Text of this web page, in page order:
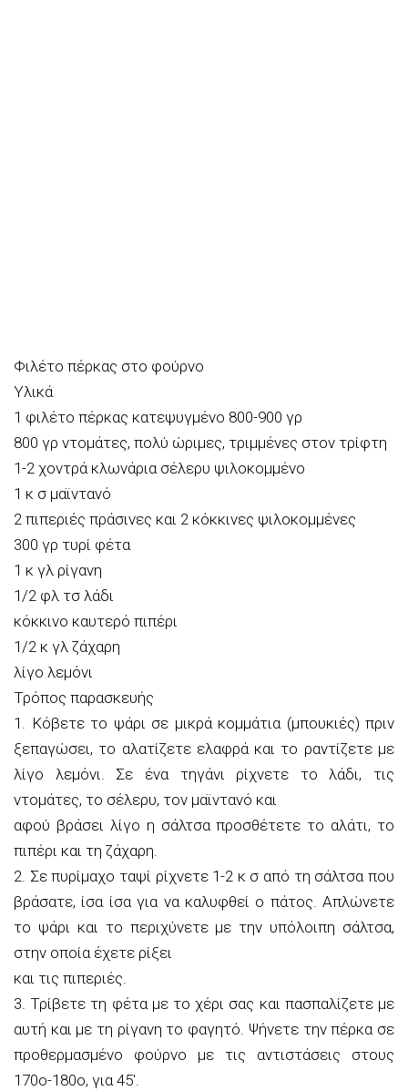
Φιλέτο πέρκας στο φούρνο
Υλικά
1 φιλέτο πέρκας κατεψυγμένο 800-900 γρ
800 γρ ντομάτες, πολύ ώριμες, τριμμένες στον τρίφτη
1-2 χοντρά κλωνάρια σέλερυ ψιλοκομμένο
1 κ σ μαϊντανό
2 πιπεριές πράσινες και 2 κόκκινες ψιλοκομμένες
300 γρ τυρί φέτα
1 κ γλ ρίγανη
1/2 φλ τσ λάδι
κόκκινο καυτερό πιπέρι
1/2 κ γλ ζάχαρη
λίγο λεμόνι
Τρόπος παρασκευής
1. Κόβετε το ψάρι σε μικρά κομμάτια (μπουκιές) πριν
ξεπαγώσει, το αλατίζετε ελαφρά και το ραντίζετε με
λίγο λεμόνι. Σε ένα τηγάνι ρίχνετε το λάδι, τις
ντομάτες, το σέλερυ, τον μαϊντανό και
αφού βράσει λίγο η σάλτσα προσθέτετε το αλάτι, το
πιπέρι και τη ζάχαρη.
2. Σε πυρίμαχο ταψί ρίχνετε 1-2 κ σ από τη σάλτσα που
βράσατε, ίσα ίσα για να καλυφθεί ο πάτος. Απλώνετε
το ψάρι και το περιχύνετε με την υπόλοιπη σάλτσα,
στην οποία έχετε ρίξει
και τις πιπεριές.
3. Τρίβετε τη φέτα με το χέρι σας και πασπαλίζετε με
αυτή και με τη ρίγανη το φαγητό. Ψήνετε την πέρκα σε
προθερμασμένο φούρνο με τις αντιστάσεις στους
170ο-180ο, για 45′.